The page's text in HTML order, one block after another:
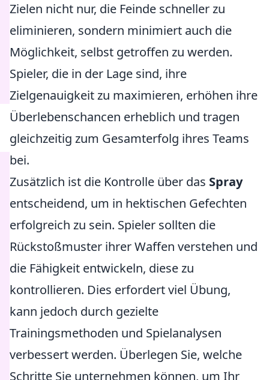
Zielen nicht nur, die Feinde schneller zu
eliminieren, sondern minimiert auch die
Möglichkeit, selbst getroffen zu werden.
Spieler, die in der Lage sind, ihre
Zielgenauigkeit zu maximieren, erhöhen ihre
Überlebenschancen erheblich und tragen
gleichzeitig zum Gesamterfolg ihres Teams
bei.
Zusätzlich ist die Kontrolle über das Spray
entscheidend, um in hektischen Gefechten
erfolgreich zu sein. Spieler sollten die
Rückstoßmuster ihrer Waffen verstehen und
die Fähigkeit entwickeln, diese zu
kontrollieren. Dies erfordert viel Übung,
kann jedoch durch gezielte
Trainingsmethoden und Spielanalysen
verbessert werden. Überlegen Sie, welche
Schritte Sie unternehmen können, um Ihr